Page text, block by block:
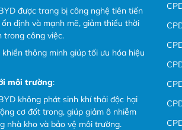
được trang bị công nghệ tiên tiến
định và mạnh mẽ, giảm thiểu thời
trong công việc.
thông minh giúp tối ưu hóa hiệu
môi trường:
không phát sinh khí thải độc hại
cơ đốt trong, giúp giảm ô nhiễm
nhà kho và bảo vệ môi trường.